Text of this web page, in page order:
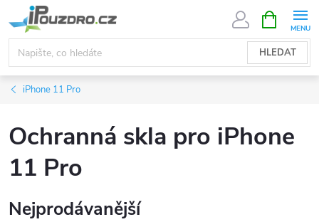
na
obsah
HLEDAT
NÁKUPNÍ
KOŠÍK
iPhone 11 Pro
Ochranná skla pro iPhone
11 Pro
Nejprodávanější